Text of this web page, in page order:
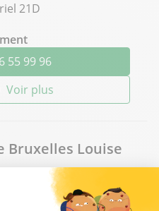
21D
55 99 96
Voir plus
Bruxelles Louise